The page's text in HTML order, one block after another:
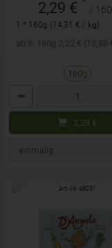
2,29 € /
1 * 160g (14,31 € / kg)
ab 6: 160g 2,22
160g
2,29 €
Art.-Nr. 46031